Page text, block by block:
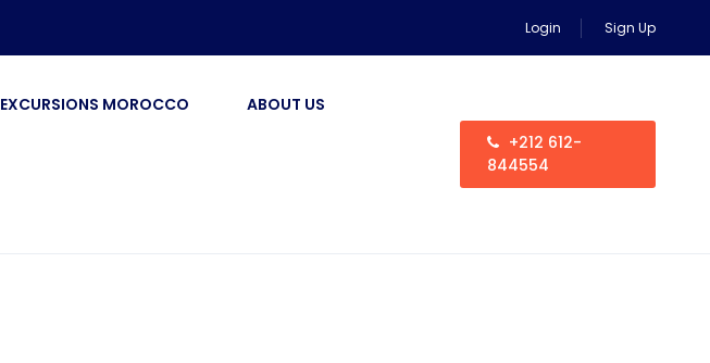
Login Sign Up
EXCURSIONS MOROCCO ABOUT US
+212 612-
844554